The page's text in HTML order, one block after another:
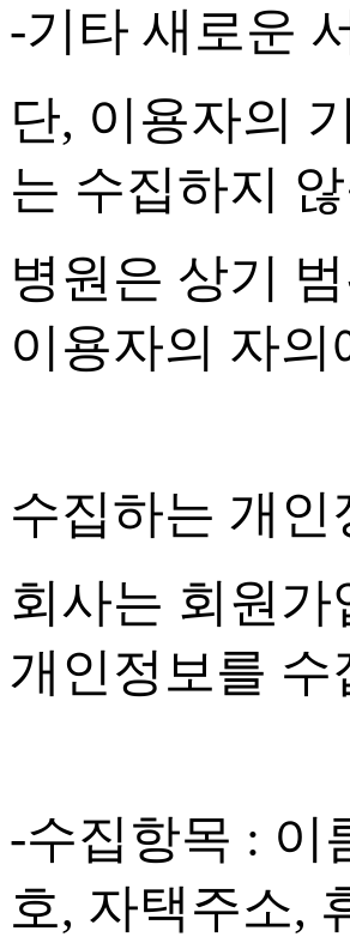
-기타 새로운
단, 이용자의
는 수집하지
병원은 상기
이용자의 자
수집하는 개인
회사는 회원가
개인정보를
-수집항목 : 이
호, 자택주소,